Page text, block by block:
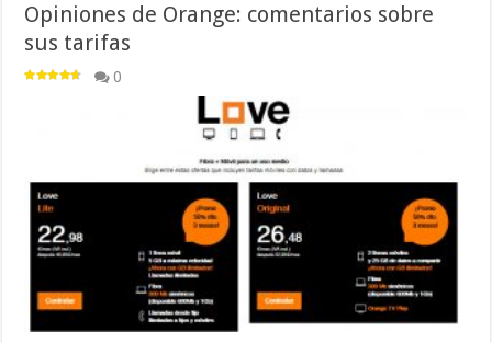
Opiniones de Orange: comentarios sobre
sus tarifas
0